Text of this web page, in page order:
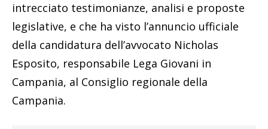
intrecciato testimonianze, analisi e proposte
legislative, e che ha visto l’annuncio ufficiale
della candidatura dell’avvocato Nicholas
Esposito, responsabile Lega Giovani in
Campania, al Consiglio regionale della
Campania.